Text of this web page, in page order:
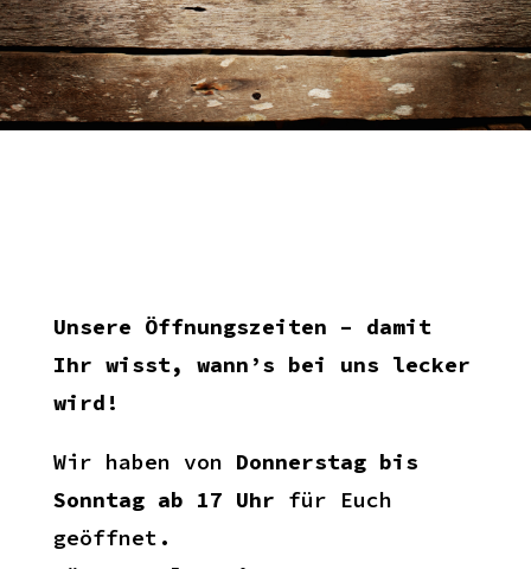
Unsere Öffnungszeiten – damit
Ihr wisst, wann’s bei uns lecker
wird!
Wir haben von Donnerstag bis
Sonntag ab 17 Uhr für Euch
geöffnet.